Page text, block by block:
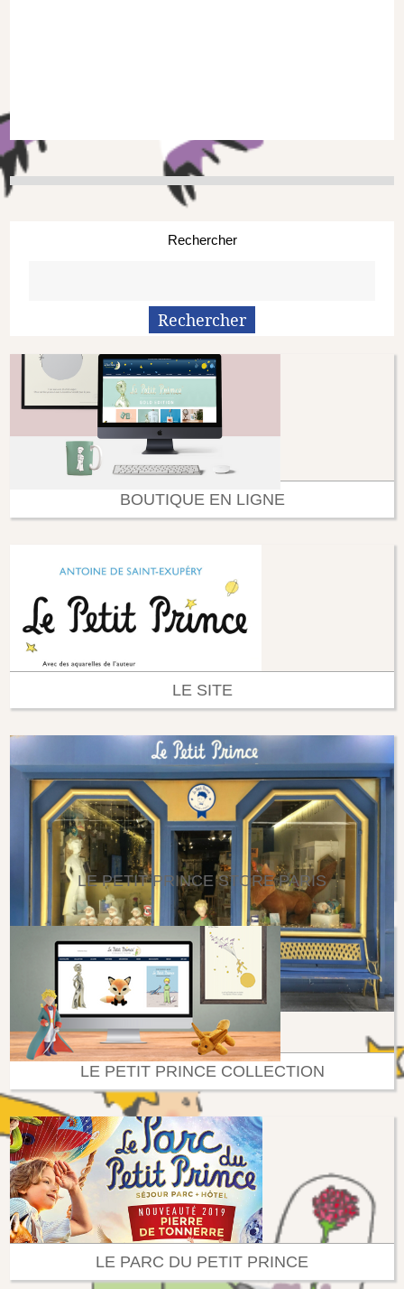
Rechercher
BOUTIQUE EN LIGNE
LE SITE
LE PETIT PRINCE STORE PARIS
LE PETIT PRINCE COLLECTION
LE PARC DU PETIT PRINCE